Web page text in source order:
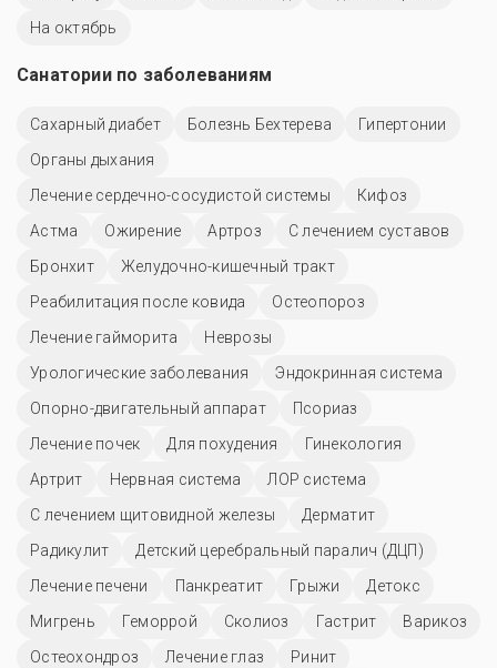
На октябрь
Санатории по заболеваниям
Сахарный диабет Болезнь Бехтерева
Гипертонии
Органы дыхания
Лечение сердечно-сосудистой системы
Кифоз
Астма
Ожирение Артроз
С лечением суставов
Бронхит
Желудочно-кишечный тракт
Реабилитация после ковида
Остеопороз
Лечение гайморита
Неврозы
Урологические заболевания
Эндокринная система
Опорно-двигательный аппарат
Псориаз
Лечение почек
Для похудения
Гинекология
Артрит
Нервная система
ЛОР система
С лечением щитовидной железы
Дерматит
Радикулит
Детский церебральный паралич (ДЦП)
Лечение печени
Панкреатит Грыжи
Детокс
Мигрень
Геморрой Сколиоз Гастрит
Варикоз
Остеохондроз
Лечение глаз
Ринит